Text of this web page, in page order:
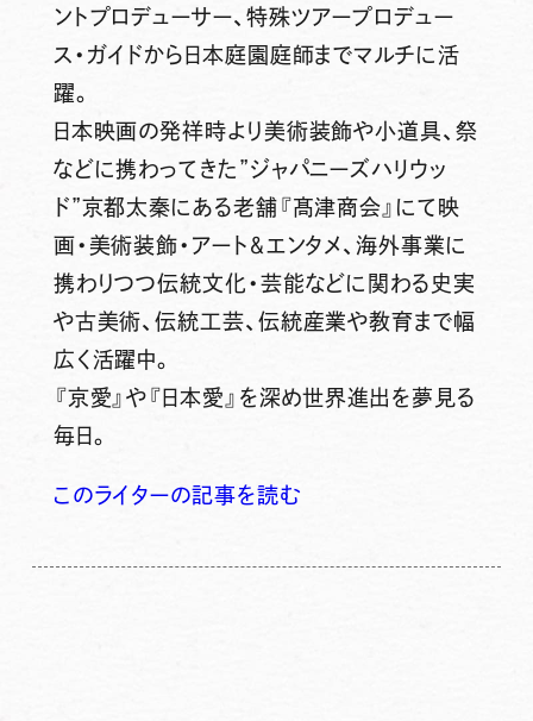
ントプロデューサー、特殊ツアープロデュー
ス・ガイドから日本庭園庭師までマルチに活
躍。
日本映画の発祥時より美術装飾や小道具、祭
などに携わってきた”ジャパニーズハリウッ
ド”京都太秦にある老舗『髙津商会』にて映
画・美術装飾・アート＆エンタメ、海外事業に
携わりつつ伝統文化・芸能などに関わる史実
や古美術、伝統工芸、伝統産業や教育まで幅
広く活躍中。
『京愛』や『日本愛』を深め世界進出を夢見る
毎日。
このライターの記事を読む